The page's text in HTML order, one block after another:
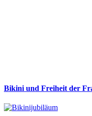
Bikini und Freiheit der